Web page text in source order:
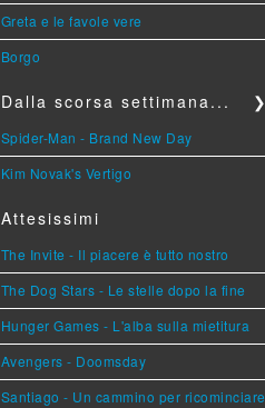
Greta e le favole vere
Borgo
Dalla scorsa settimana... ❯
Spider-Man - Brand New Day
Kim Novak's Vertigo
Attesissimi
The Invite - Il piacere è tutto nostro
The Dog Stars - Le stelle dopo la fine
Hunger Games - L'alba sulla mietitura
Avengers - Doomsday
Santiago - Un cammino per ricominciare